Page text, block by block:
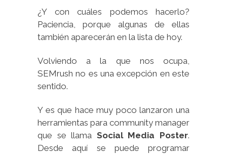
¿Y con cuáles podemos hacerlo?
Paciencia, porque algunas de ellas
también aparecerán en la lista de hoy.
Volviendo a la que nos ocupa,
SEMrush no es una excepción en este
sentido.
Y es que hace muy poco lanzaron una
herramientas para community manager
que se llama Social Media Poster.
Desde aquí se puede programar